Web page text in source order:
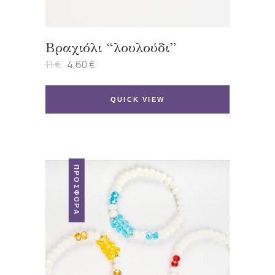
Βραχιόλι “λουλούδι”
11€ Original
was:
4,60€
Η
τιμή
QUICK VIEW
ΠΡΟΣΦΟΡΆ